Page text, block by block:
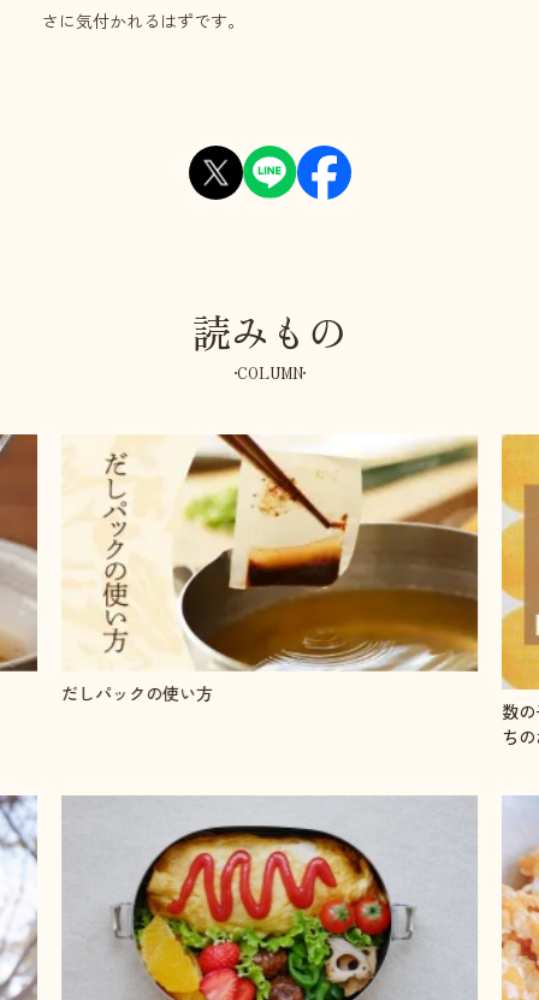
さに気付かれるはずです。
読みもの
COLUMN
だしパックの使い方
数
ち